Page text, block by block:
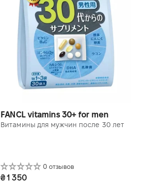
FANCL vitamins 30+ for men
Витамины для мужчин после 30 лет
0 отзывов
₴ 1 350